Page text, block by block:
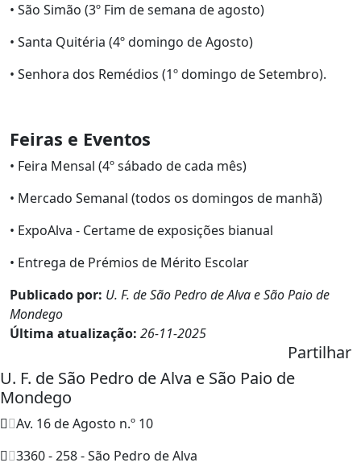
• São Simão (3º Fim de semana de agosto)
• Santa Quitéria (4º domingo de Agosto)
• Senhora dos Remédios (1º domingo de Setembro).
Feiras e Eventos
• Feira Mensal (4º sábado de cada mês)
• Mercado Semanal (todos os domingos de manhã)
• ExpoAlva - Certame de exposições bianual
• Entrega de Prémios de Mérito Escolar
Publicado por: U. F. de São Pedro de Alva e São Paio de
Mondego
Última atualização: 26-11-2025
Partilhar
U. F. de São Pedro de Alva e São Paio de
Mondego
Av. 16 de Agosto n.º 10
3360 - 258 - São Pedro de Alva